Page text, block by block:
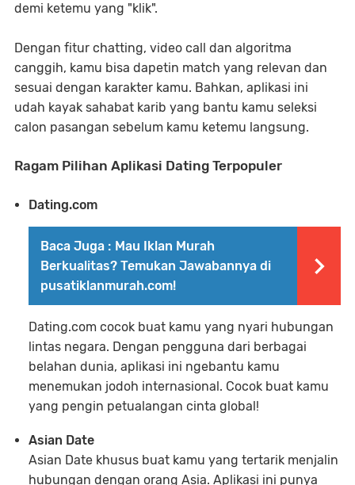
demi ketemu yang "klik".
Dengan fitur chatting, video call dan algoritma
canggih, kamu bisa dapetin match yang relevan dan
sesuai dengan karakter kamu. Bahkan, aplikasi ini
udah kayak sahabat karib yang bantu kamu seleksi
calon pasangan sebelum kamu ketemu langsung.
Ragam Pilihan Aplikasi Dating Terpopuler
Dating.com
Baca Juga : Mau Iklan Murah
Berkualitas? Temukan Jawabannya di
pusatiklanmurah.com!
Dating.com cocok buat kamu yang nyari hubungan
lintas negara. Dengan pengguna dari berbagai
belahan dunia, aplikasi ini ngebantu kamu
menemukan jodoh internasional. Cocok buat kamu
yang pengin petualangan cinta global!
Asian Date
Asian Date khusus buat kamu yang tertarik menjalin
hubungan dengan orang Asia. Aplikasi ini punya